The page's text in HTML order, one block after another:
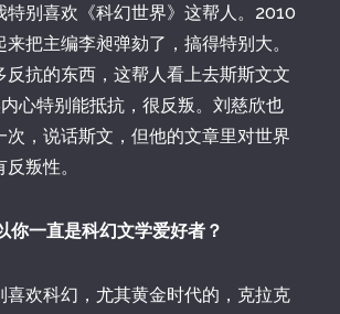
特别喜欢《科幻世界》这帮人。2010
把主编李昶弹劾了，搞得特别大。
反抗的东西，这帮人看上去斯斯文文
内心特别能抵抗，很反叛。刘慈欣也
次，说话斯文，但他的文章里对世界
叛性。
一直是科幻文学爱好者？
喜欢科幻，尤其黄金时代的，克拉克